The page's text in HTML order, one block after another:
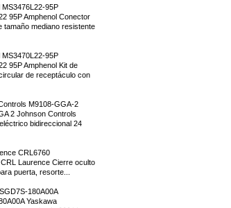
MS3476L22-95P
95P Amphenol Conector
tamaño mediano resistente
MS3470L22-95P
95P Amphenol Kit de
de receptáculo con
M9108-GGA-2
2 Johnson Controls
bidireccional 24
CRL6760
Laurence Cierre oculto
puerta, resorte...
180A00A
Yaskawa